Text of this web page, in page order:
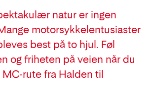
natur er ingen
motorsykkelentusiaster
best på to hjul. Føl
og friheten på veien når du
MC-rute fra Halden til